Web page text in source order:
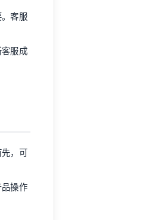
客服
服成
，可
操作